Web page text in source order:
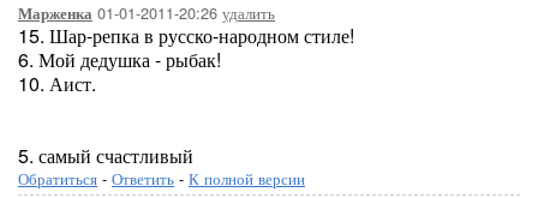
Марженка 01-01-2011-20:26 удалить
15. Шар-репка в русско-народном стиле!
6. Мой дедушка - рыбак!
10. Аист.
5. самый счастливый
Обратиться - Ответить - К полной версии